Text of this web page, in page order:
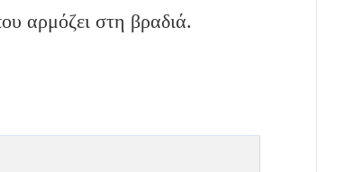
αρμόζει στη βραδιά.